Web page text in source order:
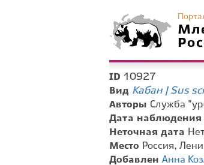
ID 10927
Вид Кабан | Sus
Авторы Служба
Дата наблюдения
Неточная дата
Место Россия,
Добавлен Анна